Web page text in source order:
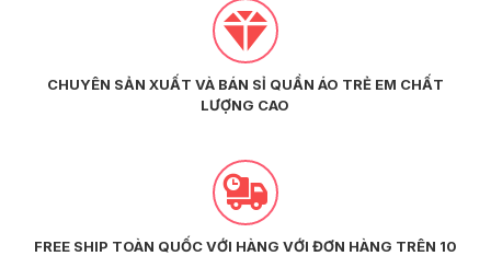
CHUYÊN SẢN XUẤT VÀ BÁN SỈ QUẦN ÁO TRẺ EM CHẤT
LƯỢNG CAO
FREE SHIP TOÀN QUỐC VỚI HÀNG VỚI ĐƠN HÀNG TRÊN 10